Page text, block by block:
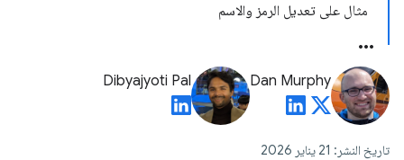
مثال على تعديل الرمز والاسم
Dan Murphy
Dibyajyoti Pal
تاريخ النشر: 21 يناير 2026